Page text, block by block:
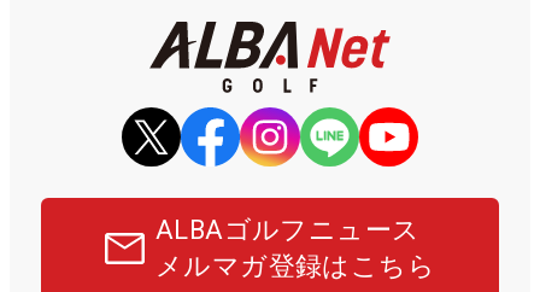
ALBAゴルフニュース
メルマガ登録はこちら